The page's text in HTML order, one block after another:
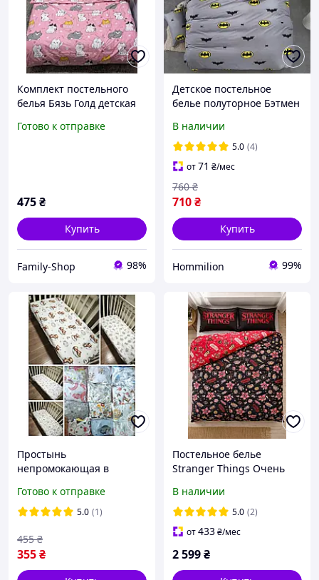
Комплект постельного
белья Бязь Голд детская
синем 110*150см
Готово к отправке
475₴
Купить
Family-Shop 98%
Детское постельное
белье полуторное Бэтмен
50*70 Бязь Голд
В наличии
5.0 (4)
от71 ₴/мес
710₴
760 ₴
Купить
Hommilion 99%
Простынь
непромокающая в
см, непромокаемый
наматрасник на резинке
Готово к отправке
5.0 (1)
355₴
455 ₴
Постельное белье
Stranger Things Очень
В наличии
5.0 (2)
от433₴/мес
2 599₴